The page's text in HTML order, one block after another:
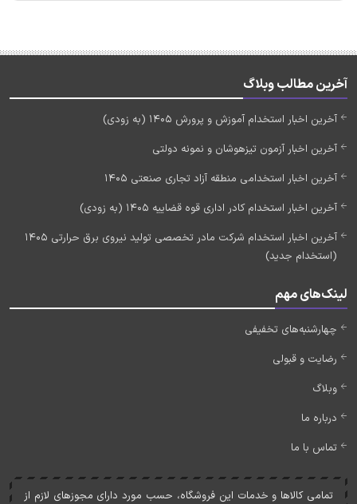
آخرین مطالب وبلاگ
آخرین اخبار استخدام آموزش و پرورش 1405 (به زودی)
آخرین اخبار آزمون تیزهوشان و نمونه دولتی
آخرین اخبار استخدامی منطقه آزاد تجاری صنعتی 1405
آخرین اخبار استخدام کادر اداری قوه قضاییه 1405 (به زودی)
آخرین اخبار استخدام شرکت مادر تخصصی تولید نیروی برق حرارتی 1405
(استخدام جدید)
لینک‌های مهم
چهارشنبه‌های تخفیفی
رضایت و قبولی
وبلاگ
درباره ما
تماس با ما
تمامی کالاها و خدمات اين فروشگاه، حسب مورد دارای مجوزهای لازم از